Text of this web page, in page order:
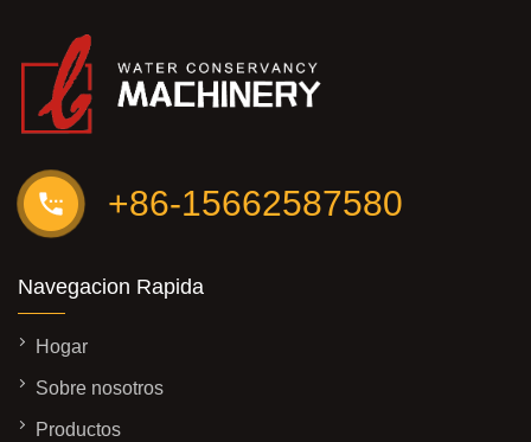
+86-15662587580
Navegacion Rapida
Hogar
Sobre nosotros
Productos